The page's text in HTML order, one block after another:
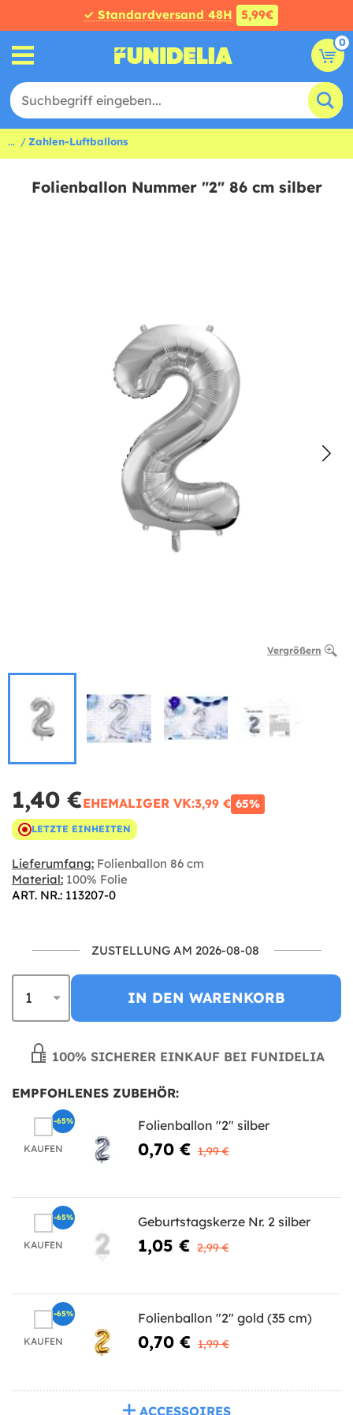
✓ Standardversand 48H 5,99€
0
... Zahlen-Luftballons
Folienballon Nummer "2" 86 cm silber
Vergrößern
1,40 €EHEMALIGER VK:3,99 € 65%
LETZTE EINHEITEN
Lieferumfang: Folienballon 86 cm
Material: 100% Folie
ART. NR.: 113207-0
ZUSTELLUNG AM 2026-08-08
IN DEN WARENKORB
100% SICHERER EINKAUF BEI FUNIDELIA
EMPFOHLENES ZUBEHÖR:
KAUFEN
Folienballon "2" silber
0,70 € 1,99 €
-65%
KAUFEN
Geburtstagskerze Nr. 2 silber
1,05 € 2,99 €
-65%
KAUFEN
Folienballon "2" gold (35 cm)
0,70 € 1,99 €
-65%
ACCESSOIRES